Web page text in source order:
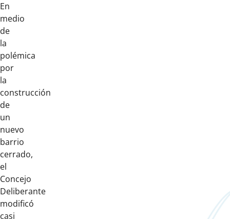
En
medio
de
la
polémica
por
la
construcción
de
un
nuevo
barrio
cerrado,
el
Concejo
Deliberante
modificó
casi